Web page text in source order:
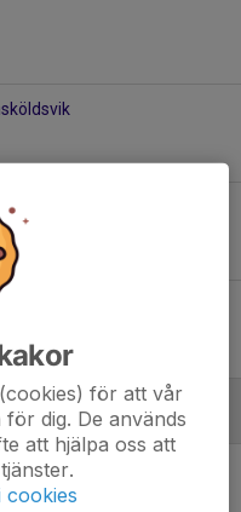
IF
för att vår
dig. De används
att hjälpa oss att
cookies